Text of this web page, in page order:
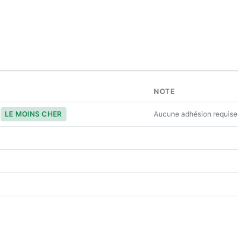
NOTE
LE MOINS CHER Aucune adhésion requise